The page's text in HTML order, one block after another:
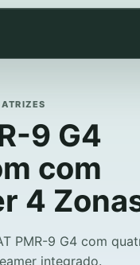
9 G4
com
4
PMR-9 G4 com
integrado.